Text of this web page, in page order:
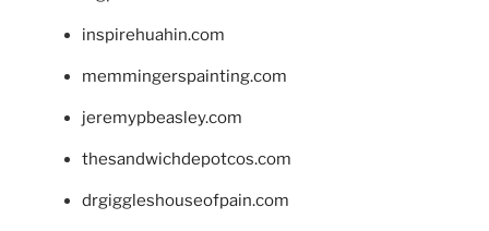
inspirehuahin.com
memmingerspainting.com
jeremypbeasley.com
thesandwichdepotcos.com
drgiggleshouseofpain.com